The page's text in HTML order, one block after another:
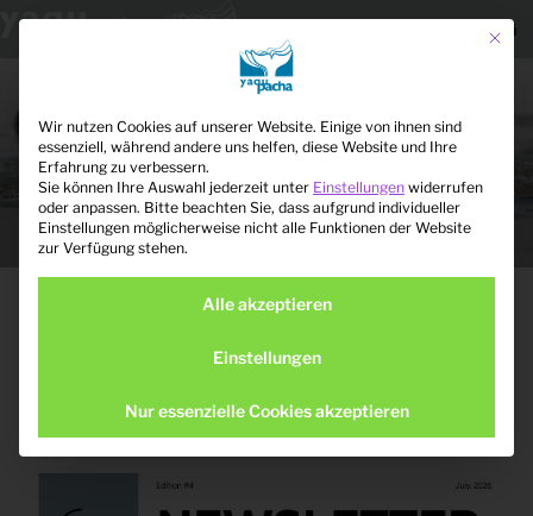
springen
YAQU PACHA E.V.
Gesellschaft zum Schutz wasserlebender Säugetierarten
Lateinamerikas
Menü
NEUIGKEITEN
Newsletter 4 – Neue Entwicklungen im
Gephyreus-Projekt
Mit
Wir nutzen Cookies auf unserer Website. Einige von ihnen sind
essenziell, während andere uns helfen, diese Website und Ihre
Erfahrung zu verbessern.
Sie können Ihre Auswahl jederzeit unter Einstellungen widerrufen
oder anpassen. Bitte beachten Sie, dass aufgrund individueller
Einstellungen möglicherweise nicht alle Funktionen der Website
zur Verfügung stehen.
Alle akzeptieren
Einstellungen
Nur essenzielle Cookies akzeptieren